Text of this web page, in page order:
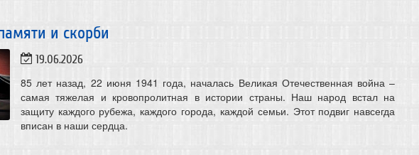
и скорби
19.06.2026
85 лет назад, 22 июня 1941 года, началась Великая Отечественная война –
самая тяжелая и кровопролитная в истории страны. Наш народ встал на
защиту каждого рубежа, каждого города, каждой семьи. Этот подвиг навсегда
вписан в наши сердца.